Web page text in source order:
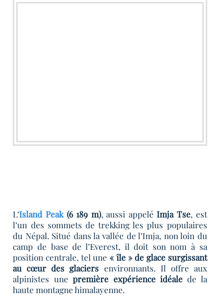
L’Island Peak(6 189 m), aussi appeléImja Tse, est
l’un des sommets de trekking les plus populaires
du Népal. Situé dans la vallée de l’Imja, non loin du
camp de base de l’Everest, il doit son nom à sa
position centrale, tel une« île » de glace surgissant
au cœur des glaciers environnants. Il offre aux
alpinistes unepremière expérience idéalede la
haute montagne himalayenne.